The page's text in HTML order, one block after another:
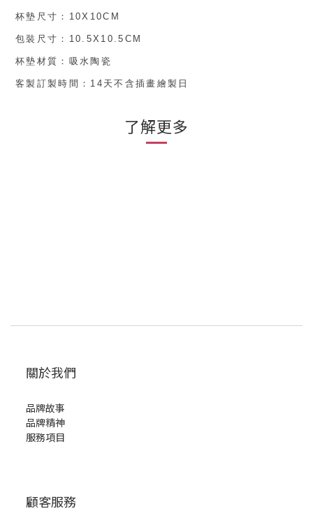
杯墊尺寸： 10X10CM
包裝尺寸： 10.5X10.5CM
杯墊 材質：吸水陶瓷
客製訂製時間：14天不含插畫繪製日
了解更多
關於我們
品牌故事
品牌精神
服務項目
顧客服務